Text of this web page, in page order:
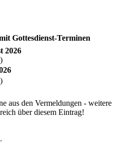
Gottesdienst-Terminen
2026
aus den Vermeldungen - weitere
über diesem Eintrag!